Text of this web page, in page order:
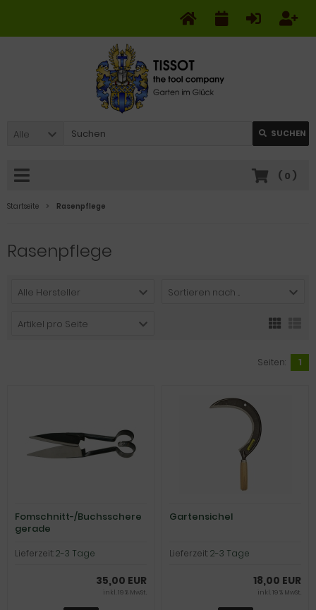
Alle SUCHEN
( 0 )
Startseite Rasenpflege
Rasenpflege
Alle Hersteller Sortieren nach ...
Artikel pro Seite
Seiten: 1
Fomschnitt-/Buchsschere
gerade
Lieferzeit:2-3 Tage
35,00 EUR
inkl. 19 % MwSt.
Gartensichel
Lieferzeit:2-3 Tage
18,00 EUR
inkl. 19 % MwSt.